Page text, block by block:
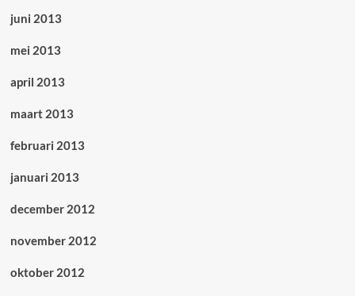
juni 2013
mei 2013
april 2013
maart 2013
februari 2013
januari 2013
december 2012
november 2012
oktober 2012